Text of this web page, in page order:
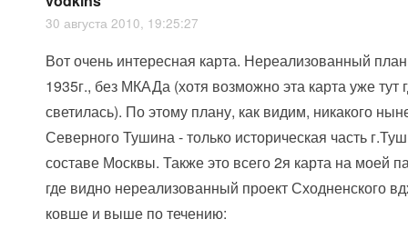
30 августа 2010, 19:25:27
Вот очень интересная карта. Нереализованный
1935г., без МКАДа (хотя возможно эта карта уже тут
светилась). По этому плану, как видим, никакого
Северного Тушина - только историческая часть
составе Москвы. Также это всего 2я карта на моей
где видно нереализованный проект Сходненского
ковше и выше по течению: